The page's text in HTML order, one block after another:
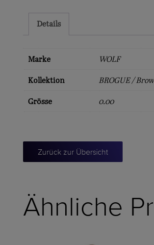
Details
Marke WOLF
Kollektion BROGUE /
Grösse 0.00
Zurück zur Übersicht
Ähnliche